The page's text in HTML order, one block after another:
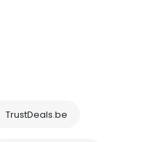
TrustDeals.be